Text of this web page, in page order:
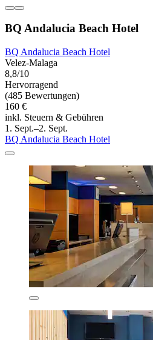
BQ Andalucia Beach Hotel
BQ Andalucia Beach Hotel
Velez-Malaga
8,8/10
Hervorragend
(485 Bewertungen)
160 €
inkl. Steuern & Gebühren
1. Sept.–2. Sept.
BQ Andalucia Beach Hotel